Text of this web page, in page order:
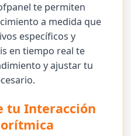
te permiten
a medida que
específicos y
en tiempo real te
y ajustar tu
tu Interacción